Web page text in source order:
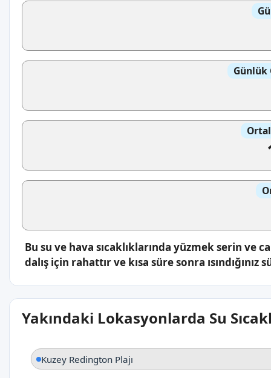
Günlük
Bu su ve hava sıcaklıklarında yüzmek serin ve
dalış için rahattır ve kısa süre sonra
Yakındaki Lokasyonlarda Su
Kuzey Redington Plajı